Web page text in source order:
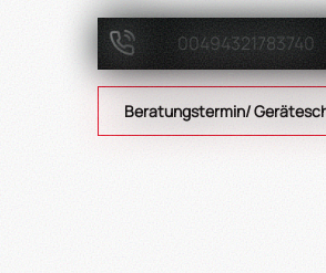
00494321783740
Beratungstermin/